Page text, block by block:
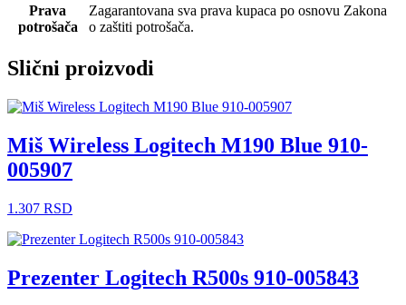
Prava
potrošača
Zagarantovana sva prava kupaca po osnovu Zakona
o zaštiti potrošača.
Slični proizvodi
Miš Wireless Logitech M190 Blue 910-
005907
1.307 RSD
Prezenter Logitech R500s 910-005843